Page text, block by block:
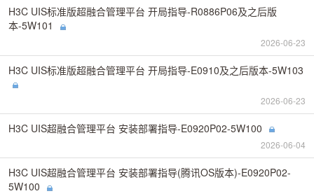
H3C UIS标准版超融合管理平台 开局指导-R0886P06及之后版
本-5W101
2026-06-23
H3C UIS标准版超融合管理平台 开局指导-E0910及之后版本-5W103
2026-06-23
H3C UIS超融合管理平台 安装部署指导-E0920P02-5W100
2026-06-04
H3C UIS超融合管理平台 安装部署指导(腾讯OS版本)-E0920P02-
5W100